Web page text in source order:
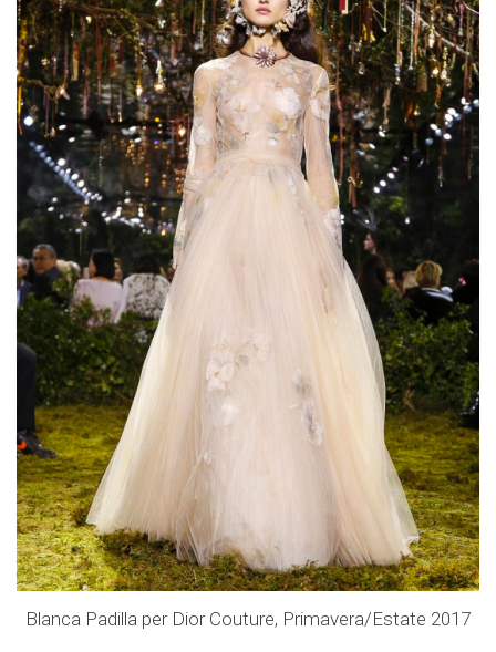
Blanca Padilla per Dior Couture, Primavera/Estate 2017